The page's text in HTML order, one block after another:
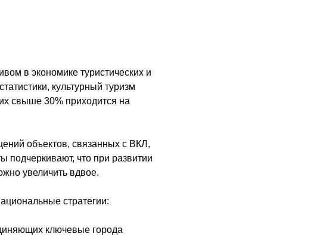
в экономике туристических и
культурный туризм
свыше 30% приходится на
объектов, связанных с ВКЛ,
подчеркивают, что при развитии
увеличить вдвое.
стратегии:
ключевые города